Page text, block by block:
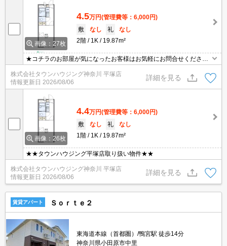
画像：27枚
4.5万円(管理費等：6,000円)
敷
なし 礼
なし
2階
1K 19.87m²
★コチラのお部屋が気になったお客様はお気軽にお問合せください
ませ★専門スタッフが詳細情報をご案内させていただきます！もち
ろん、他の物件もまとめてご紹介可能です！
株式会社タウンハウジング神奈川 平塚店
情報更新日 2026/08/06
詳細を見る
画像：26枚
4.4万円(管理費等：6,000円)
敷
なし 礼
なし
1階
1K 19.87m²
★★タウンハウジング平塚店取り扱い物件★★
株式会社タウンハウジング神奈川 平塚店
情報更新日 2026/08/06
詳細を見る
賃貸アパート Ｓｏｒｔｅ２
東海道本線（首都圏）/鴨宮駅 徒歩14分
神奈川県小田原市中里